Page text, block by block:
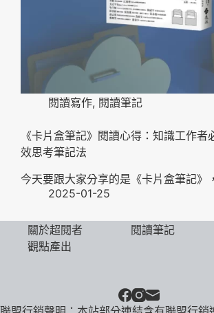
閱讀寫作, 閱讀筆記
《卡片盒筆記》閱讀心得：知識工作者
效思考筆記法
今天要跟大家分享的是《卡片盒筆記》
2025-01-25
關於超閱者 閱讀筆記
觀點產出